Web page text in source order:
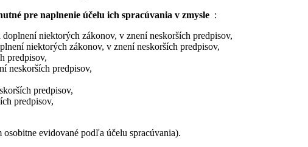
pre naplnenie účelu ich spracúvania v zmysle :
niektorých zákonov, v znení neskorších predpisov,
niektorých zákonov, v znení neskorších predpisov,
predpisov,
neskorších predpisov,
predpisov,
predpisov,
evidované podľa účelu spracúvania).